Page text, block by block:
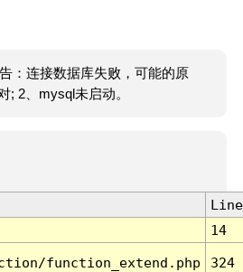
：连接数据库失败，可能的原
; 2、mysql未启动。
Line
14
function_extend.php 324